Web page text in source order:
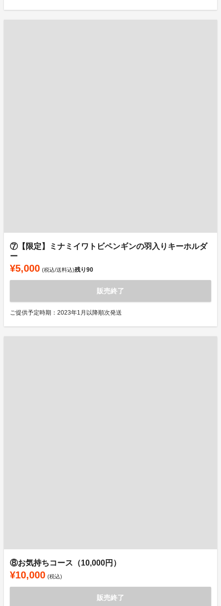
⑦【限定】ミナミイワトビペンギンの羽入りキーホルダ
ー
¥5,000 (税込/送料込)残り90
販売終了
ご提供予定時期：2023年1月以降順次発送
⑧お気持ちコース（10,000円）
¥10,000 (税込)
販売終了